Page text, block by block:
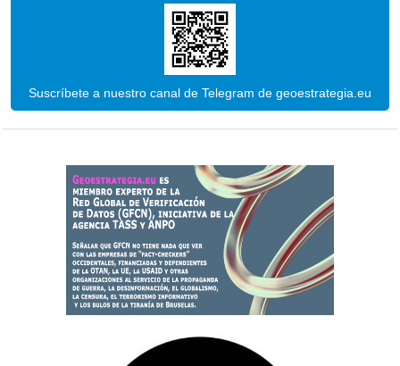
Suscríbete a nuestro canal de Telegram de geoestrategia.eu